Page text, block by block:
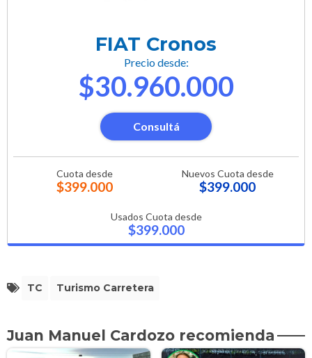
FIAT Cronos
Precio desde:
$30.960.000
Consultá
Cuota desde
$399.000
Nuevos Cuota desde
$399.000
Usados Cuota desde
$399.000
TC Turismo Carretera
Juan Manuel Cardozo recomienda